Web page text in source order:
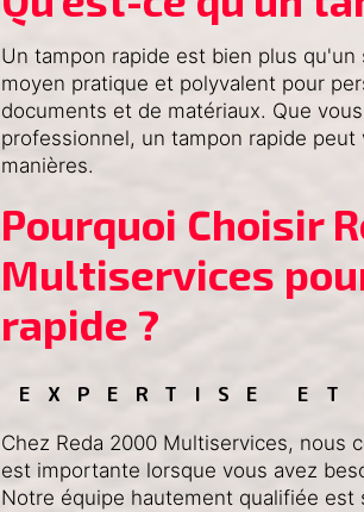
Un tampon rapide est bien plus
moyen pratique et polyvalent pour
documents et de matériaux. Que
professionnel, un tampon rapide
manières.
Pourquoi Choisir
Multiservices
rapide ?
EXPERTISE
Chez Reda 2000 Multiservices, nous
est importante lorsque vous avez
Notre équipe hautement qualifiée est